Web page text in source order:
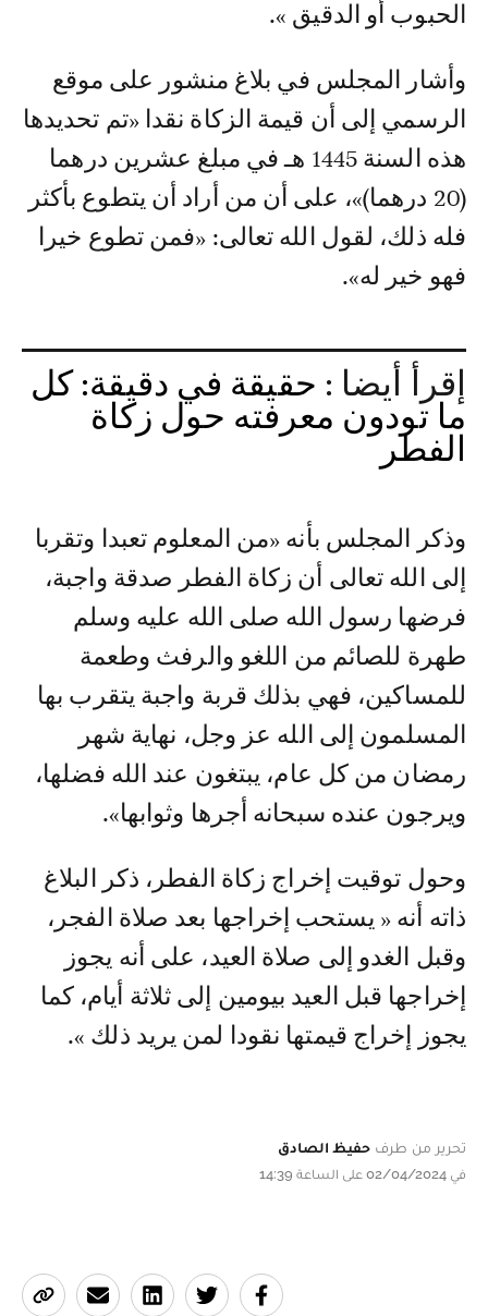
الحبوب أو الدقيق ».
وأشار المجلس في بلاغ منشور على موقع
الرسمي إلى أن قيمة الزكاة نقدا «تم تحديدها
هذه السنة 1445 هـ في مبلغ عشرين درهما
(20 درهما)»، على أن من أراد أن يتطوع بأكثر
فله ذلك، لقول الله تعالى: «فمن تطوع خيرا
فهو خير له».
إقرأ أيضا : حقيقة في دقيقة: كل
ما تودون معرفته حول زكاة
الفطر
وذكر المجلس بأنه «من المعلوم تعبدا وتقربا
إلى الله تعالى أن زكاة الفطر صدقة واجبة،
فرضها رسول الله صلى الله عليه وسلم
طهرة للصائم من اللغو والرفث وطعمة
للمساكين، فهي بذلك قربة واجبة يتقرب بها
المسلمون إلى الله عز وجل، نهاية شهر
رمضان من كل عام، يبتغون عند الله فضلها،
ويرجون عنده سبحانه أجرها وثوابها».
وحول توقيت إخراج زكاة الفطر، ذكر البلاغ
ذاته أنه « يستحب إخراجها بعد صلاة الفجر،
وقبل الغدو إلى صلاة العيد، على أنه يجوز
إخراجها قبل العيد بيومين إلى ثلاثة أيام، كما
يجوز إخراج قيمتها نقودا لمن يريد ذلك ».
تحرير من طرف حفيظ الصادق
في 02/04/2024 على الساعة 14:39